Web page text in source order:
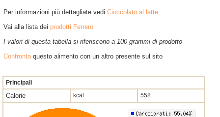
Per informazioni più dettagliate vedi Cioccolato al latte
Vai alla lista dei prodotti Ferrero
I valori di questa tabella si riferiscono a 100 grammi di prodotto
Confrontaquesto alimento con un altro presente sul sito
Principali
Calorie kcal 558